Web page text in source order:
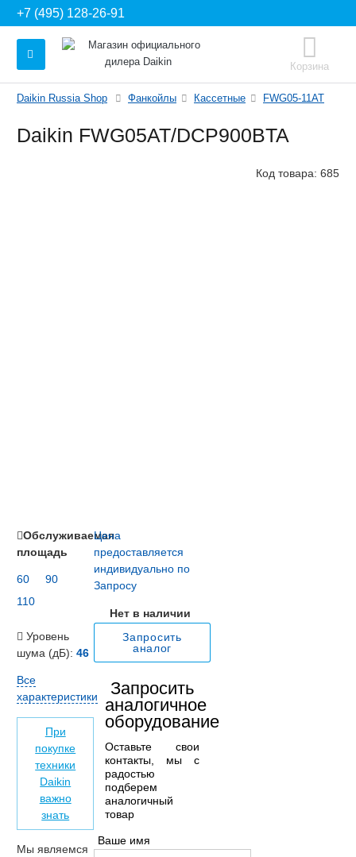
+7 (495) 128-26-91
Корзина
Daikin Russia Shop Фанкойлы Кассетные FWG05-11AT
Daikin FWG05AT/DCP900BTA
Код товара: 685
Цена
предоставляется
индивидуально по
Запросу
Нет в наличии
Запросить
аналог
Запросить
аналогичное
оборудование
Оставьте свои
контакты, мы с
радостью
подберем
аналогичный
товар
Ваше имя
Обслуживаемая
площадь
60
90
110
Уровень
шума (дБ): 46
Все
характеристики
При
покупке
техники
Daikin
важно
знать
Мы являемся